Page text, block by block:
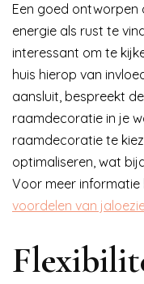
Een goed ontworpen
energie als rust te
interessant om te
huis hierop van
aansluit, bespreekt
raamdecoratie in je
raamdecoratie te
optimaliseren, wat
Voor meer informatie
voordelen van